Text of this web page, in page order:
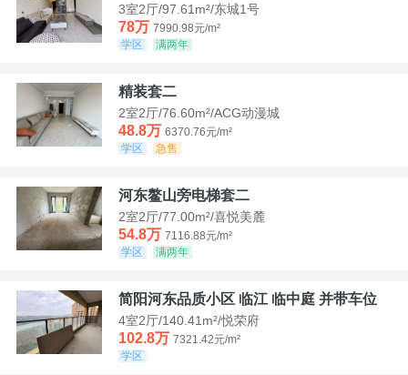
3室2厅/97.61m²/东城1号
78万 7990.98元/m²
学区
满两年
精装套二
2室2厅/76.60m²/ACG动漫城
48.8万 6370.76元/m²
学区
急售
河东鳌山旁电梯套二
2室2厅/77.00m²/喜悦美麓
54.8万 7116.88元/m²
学区
满两年
简阳河东品质小区 临江 临中庭 并带车位
4室2厅/140.41m²/悦荣府
102.8万 7321.42元/m²
学区